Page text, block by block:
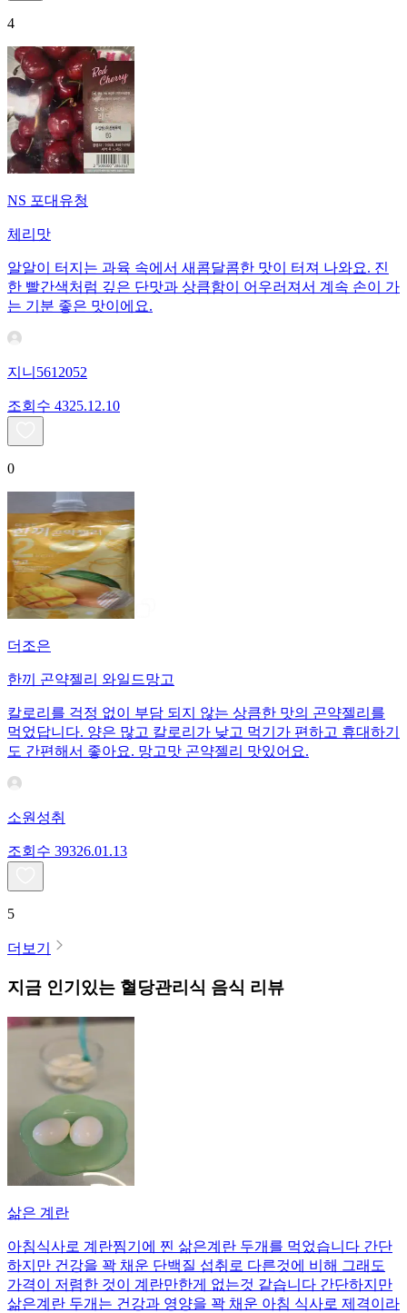
4
NS 포대유청
체리맛
알알이 터지는 과육 속에서 새콤달콤한 맛이 터져 나와요. 진
한 빨간색처럼 깊은 단맛과 상큼함이 어우러져서 계속 손이 가
는 기분 좋은 맛이에요.
지니5612052
조회수 4325.12.10
0
더조은
한끼 곤약젤리 와일드망고
칼로리를 걱정 없이 부담 되지 않는 상큼한 맛의 곤약젤리를
먹었답니다. 양은 많고 칼로리가 낮고 먹기가 편하고 휴대하기
도 간편해서 좋아요. 망고맛 곤약젤리 맛있어요.
소원성취
조회수 39326.01.13
5
더보기
지금 인기있는 혈당관리식 음식 리뷰
삶은 계란
아침식사로 계란찜기에 찐 삶은계란 두개를 먹었습니다 간단
하지만 건강을 꽉 채운 단백질 섭취로 다른것에 비해 그래도
가격이 저렴한 것이 계란만한게 없는것 같습니다 간단하지만
삶은계란 두개는 건강과 영양을 꽉 채운 아침 식사로 제격이라